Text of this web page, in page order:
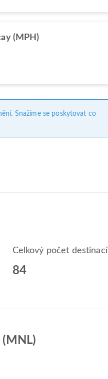
(MPH)
Snažíme se poskytovat co
Celkový počet destinací
84